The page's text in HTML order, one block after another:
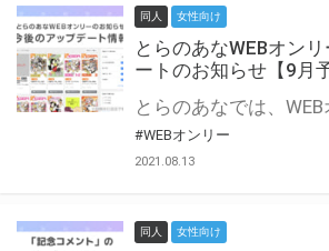
同人 女性向け
とらのあなWEBオン
ートのお知らせ【9月
#WEBオンリー
2021.08.13
同人 女性向け